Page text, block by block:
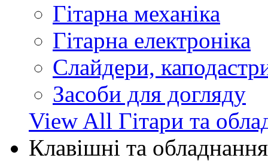
Гітарна механіка
Гітарна електроніка
Слайдери,
Засоби для догляду
View All Гітари та
Клавішні та обладнання